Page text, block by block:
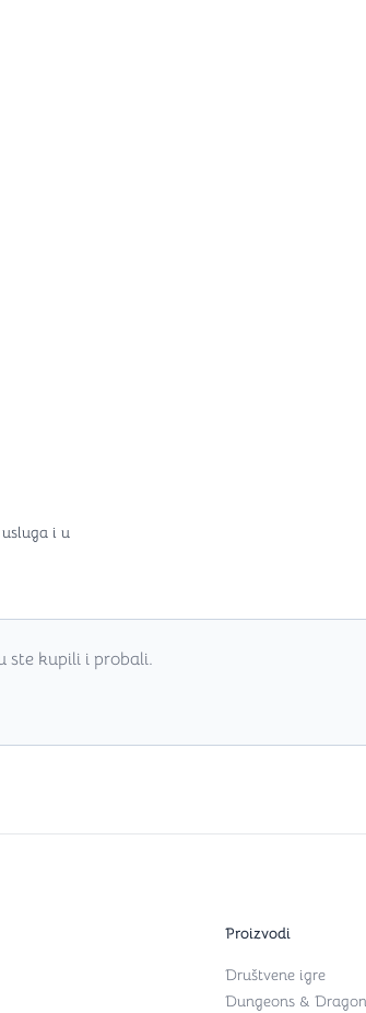
i u
ste kupili i probali.
Proizvodi
Društvene igre
Dungeons &